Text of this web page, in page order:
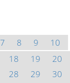
7 8 9
10
18 19
20
28 29
30